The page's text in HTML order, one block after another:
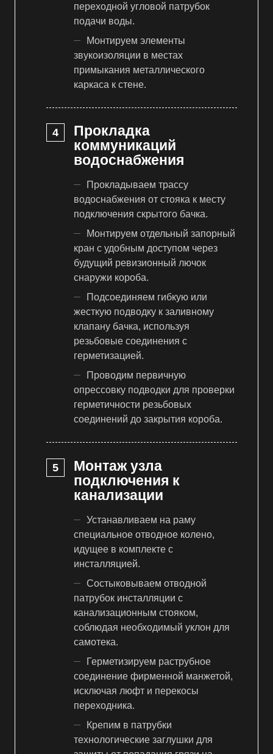
переходной угловой патрубок
подачи воды.
Монтируем элементы
звукоизоляции в местах
примыкания металлического
каркаса к стене.
Прокладка
коммуникаций
водоснабжения
Прокладываем трассу
водоснабжения от стояка к месту
подключения скрытого бачка.
Монтируем отдельный запорный
кран с удобным доступом через
будущий ревизионный лючок
снаружи короба.
Подсоединяем гибкую или
жесткую подводку к заливному
клапану бачка, используя
резьбовые соединения с
герметизацией.
Проводим первичную
опрессовку подводки для проверки
герметичности резьбовых
соединений до закрытия короба.
Монтаж узла
подключения к
канализации
Устанавливаем на раму
специальное отводное колено,
идущее в комплекте с
инсталляцией.
Состыковываем отводной
патрубок инсталляции с
канализационным стояком,
соблюдая необходимый уклон для
самотека.
Герметизируем раструбное
соединение фирменной манжетой,
исключая люфт и перекосы
переходника.
Крепим в патрубки
технологические заглушки для